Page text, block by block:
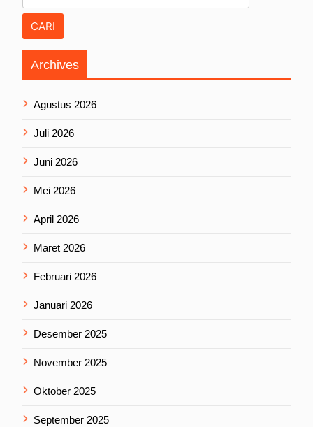
Archives
Agustus 2026
Juli 2026
Juni 2026
Mei 2026
April 2026
Maret 2026
Februari 2026
Januari 2026
Desember 2025
November 2025
Oktober 2025
September 2025